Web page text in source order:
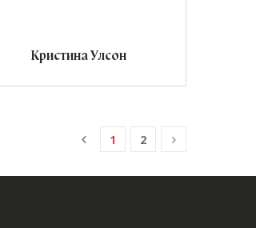
Кристина Улсон
1 2